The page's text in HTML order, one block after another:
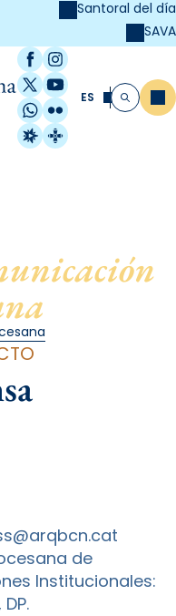
Santoral del día
SAVA
Facebook
Instagram
X / Twitter
YouTube
WhatsApp
Flickr
Radio Estel
Catalunya
ES Buscar
de
Institucionales: